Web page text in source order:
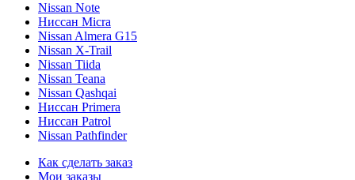
Nissan Note
Ниссан Micra
Nissan Almera G15
Nissan X-Trail
Nissan Tiida
Nissan Teana
Nissan Qashqai
Ниссан Primera
Ниссан Patrol
Nissan Pathfinder
Как сделать заказ
Мои заказы